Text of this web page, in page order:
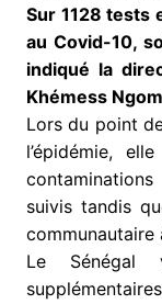
Sur 1128 tests
au Covid-10,
indiqué la
Khémess
Lors du point
l’épidémie,
suivis tandis
communautaire
Le Sénégal